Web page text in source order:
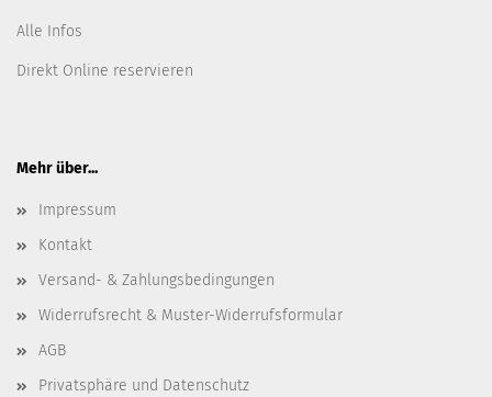
Alle Infos
Direkt Online reservieren
Mehr über...
Impressum
Kontakt
Versand- & Zahlungsbedingungen
Widerrufsrecht & Muster-Widerrufsformular
AGB
Privatsphäre und Datenschutz